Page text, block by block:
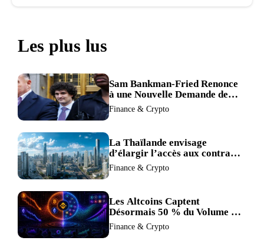
Les plus lus
Sam Bankman-Fried Renonce
à une Nouvelle Demande de
Procès, Intensifiant la
Pression pour la Récusation
Finance & Crypto
La Thaïlande envisage
d’élargir l’accès aux contrats
à terme crypto dans une
refonte de sa réglementation.
Finance & Crypto
Les Altcoins Captent
Désormais 50 % du Volume de
Trading de Binance : La
Liquidité S’éclipse au Profit de
Finance & Crypto